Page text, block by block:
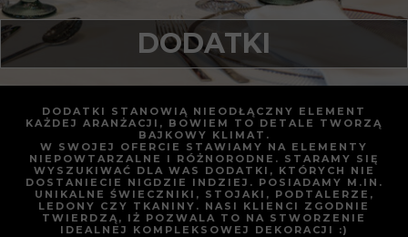
DODATKI
DODATKI STANOWIĄ NIEODŁĄCZNY ELEMENT
KAŻDEJ ARANŻACJI, BOWIEM TO DETALE TWORZĄ
BAJKOWY KLIMAT.
W SWOJEJ OFERCIE STAWIAMY NA ELEMENTY
NIEPOWTARZALNE I RÓŻNORODNE. STARAMY SIĘ
WYSZUKIWAĆ DLA WAS DODATKI, KTÓRYCH NIE
DOSTANIECIE NIGDZIE INDZIEJ. POSIADAMY M.IN.
UNIKALNE ŚWIECZNIKI, STOJAKI, PODTALERZE,
LEDONY CZY TKANINY. NASI KLIENCI ZGODNIE
TWIERDZĄ, IŻ POZWALA TO NA STWORZENIE
IDEALNEJ KOMPLEKSOWEJ DEKORACJI :)